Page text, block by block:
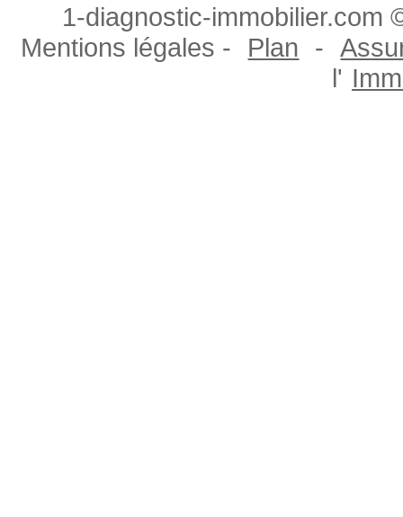
1-diagnostic-immobilier.com
Mentions légales -
Plan -
l'